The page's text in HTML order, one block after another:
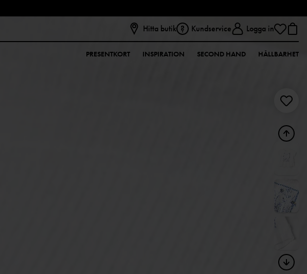
Hitta butik Kundservice Logga in
PRESENTKORT INSPIRATION SECOND HAND HÅLLBARHET